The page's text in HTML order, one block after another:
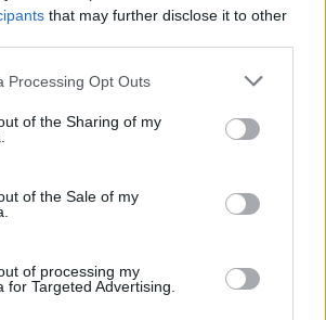
that may further disclose it to other
website/app uses one or more Google
or usage behaviour. You may click to
to Google and its third-party tags to
specified purposes in below Google
Processing Opt Outs
of the Sharing of my
of the Sale of my
of processing my
for Targeted Advertising.
i tuoi video e le tue foto
WhatsApp al numero +39
356 7512
le nostre ultime news